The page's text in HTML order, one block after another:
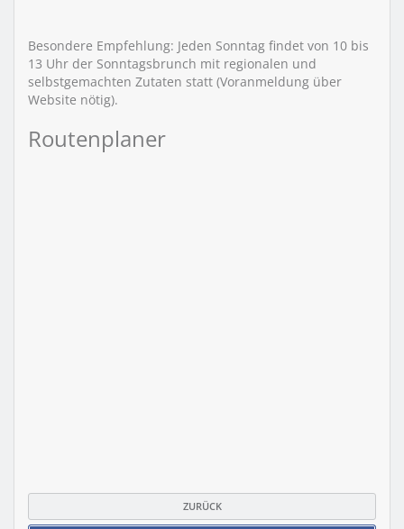
Besondere Empfehlung: Jeden Sonntag findet von 10 bis
13 Uhr der Sonntagsbrunch mit regionalen und
selbstgemachten Zutaten statt (Voranmeldung über
Website nötig).
Routenplaner
ZURÜCK